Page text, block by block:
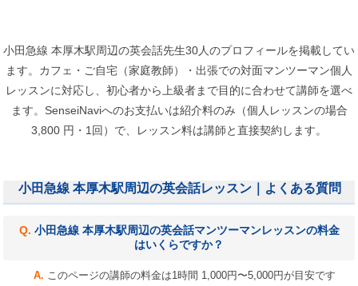
小田急線 本厚木駅周辺の英会話先生30人のプロフィールを掲載してい
ます。カフェ・ご自宅（家庭教師）・出張での対面マンツーマン個人
レッスンに対応し、初心者から上級者まで目的に合わせて講師を選べ
ます。SenseiNaviへのお支払いは紹介料のみ（個人レッスンの場合
3,800 円・1回）で、レッスン料は講師と直接契約します。
小田急線 本厚木駅周辺の英会話レッスン｜よくある質問
小田急線 本厚木駅周辺の英会話マンツーマンレッスンの料金
はいくらですか？
このページの講師の料金は1時間 1,000円〜5,000円が目安です